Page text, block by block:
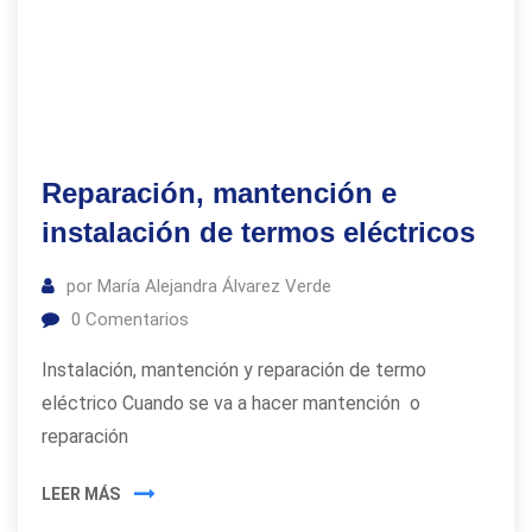
Reparación, mantención e
instalación de termos eléctricos
por María Alejandra Álvarez Verde
0 Comentarios
Instalación, mantención y reparación de termo
eléctrico Cuando se va a hacer mantención o
reparación
LEER MÁS